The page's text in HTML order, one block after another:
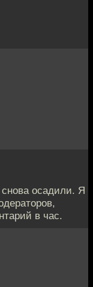
осадили. Я
в час.